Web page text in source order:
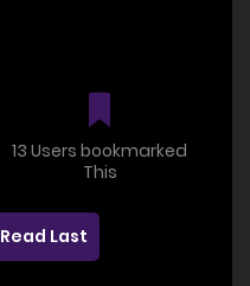
13 Users bookmarked
This
Read Last